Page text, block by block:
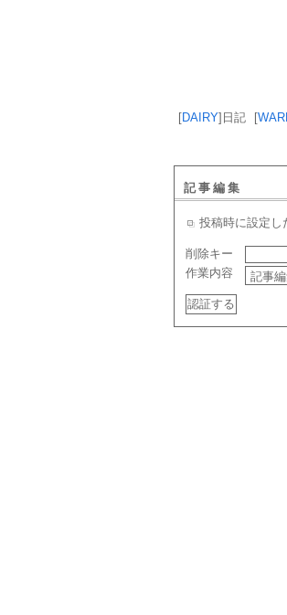
[DAIRY] 日記 [
記事編集
投稿時に設定し
削除キー
作業内容